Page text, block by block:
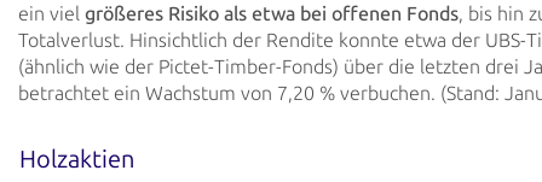
ein viel größeres Risiko als etwa bei offenen Fonds, bis hin
Totalverlust. Hinsichtlich der Rendite konnte etwa der UBS-
(ähnlich wie der Pictet-Timber-Fonds) über die letzten drei
betrachtet ein Wachstum von 7,20 % verbuchen. (Stand:
Holzaktien